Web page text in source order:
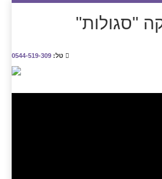
"סגולות"
טל: 0544-519-309